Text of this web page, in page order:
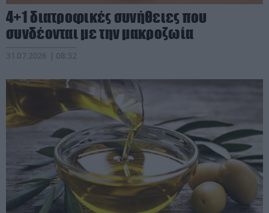
4+1 διατροφικές συνήθειες που
συνδέονται με την μακροζωία
31.07.2026 | 08:32